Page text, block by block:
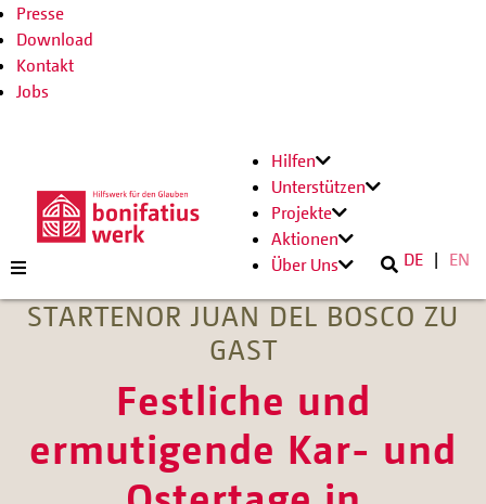
Presse
Download
Kontakt
Jobs
Hilfen
Unterstützen
Projekte
Aktionen
Über Uns
DE EN
STARTENOR JUAN DEL BOSCO ZU
GAST
Festliche und
ermutigende Kar- und